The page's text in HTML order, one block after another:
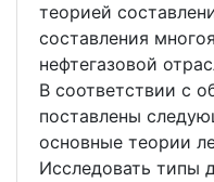
теорией
составления
нефтегазовой
В соответствии с
поставлены
основные теории
Исследовать типы